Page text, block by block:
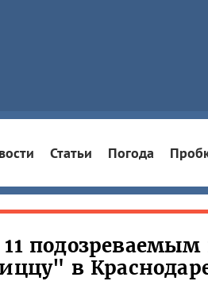
Статьи Погода
подозреваемым
в